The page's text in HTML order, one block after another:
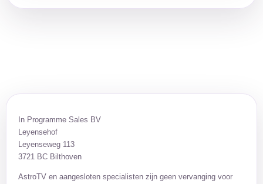
In Programme Sales BV
Leyensehof
Leyenseweg 113
3721 BC Bilthoven
AstroTV en aangesloten specialisten zijn geen vervanging voor